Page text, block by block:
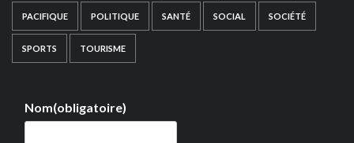
PACIFIQUE POLITIQUE SANTÉ SOCIAL SOCIÉTÉ
SPORTS TOURISME
Nom(obligatoire)